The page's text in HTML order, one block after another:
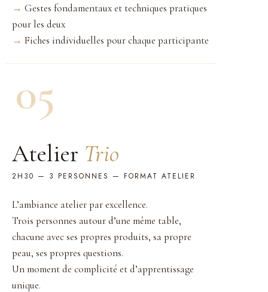
→ Gestes fondamentaux et techniques pratiques
pour les deux
→ Fiches individuelles pour chaque participante
Atelier Trio
2H30 — 3 PERSONNES — FORMAT ATELIER
L’ambiance atelier par excellence.
Trois personnes autour d’une même table,
chacune avec ses propres produits, sa propre
peau, ses propres questions.
Un moment de complicité et d’apprentissage
unique.